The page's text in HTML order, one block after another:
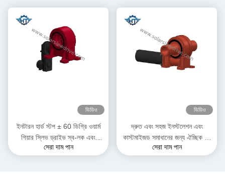
ভিডিও
ইনটারন হার্ড স্টপ ± 60 ডিগ্রি ওয়ার্ম
গিয়ার স্লিভ ড্রাইভ স্ব-লক এবং
যথার্থতা সহ 0.15 ডিগ্রি
সেরা দাম পান
ভিডিও
দ্রুত এবং সহজ ইনস্টলেশন এবং
কাস্টমাইজড সমাধানের জন্য ঐচ্ছিক হল
সেন্সর সৌর প্যানেল স্লিভিং ড্রাইভ
সেরা দাম পান